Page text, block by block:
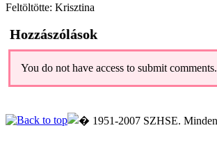
Feltöltötte: Krisztina
Hozzászólások
You do not have access to submit comments.